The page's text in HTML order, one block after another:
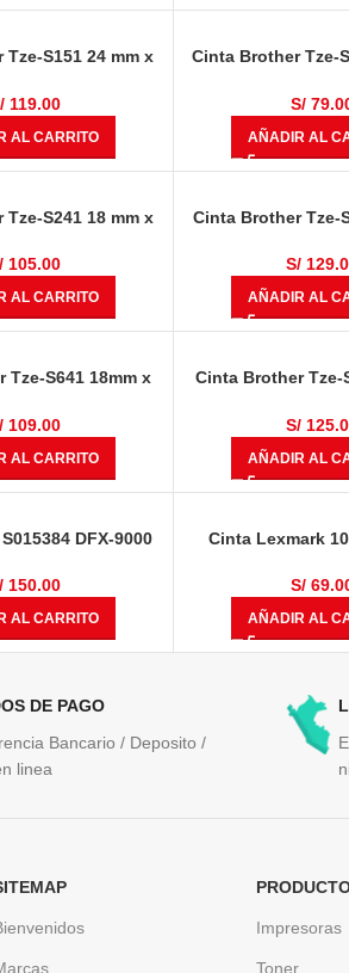
S151 24 mm x
119.00
AL CARRITO
Cinta Brother Tze-
S/
AÑADIR AL
S241 18 mm x
105.00
AL CARRITO
Cinta Brother Tze-
S/
AÑADIR AL
Tze-S641 18mm x
109.00
AL CARRITO
Cinta Brother Tze-
S/
AÑADIR AL
DFX-9000
150.00
AL CARRITO
Cinta Lexmark
Millones De
S/
AÑADIR AL
DE PAGO
Bancario / Deposito /
linea
Impresoras
Toner